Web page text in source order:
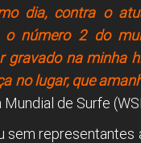
dia, contra o
número 2 do
gravado na minha
no lugar, que
de Surfe
sem